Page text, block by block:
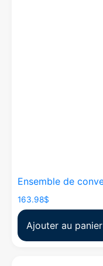
Ensemble de
163.98$
Ajouter au panier